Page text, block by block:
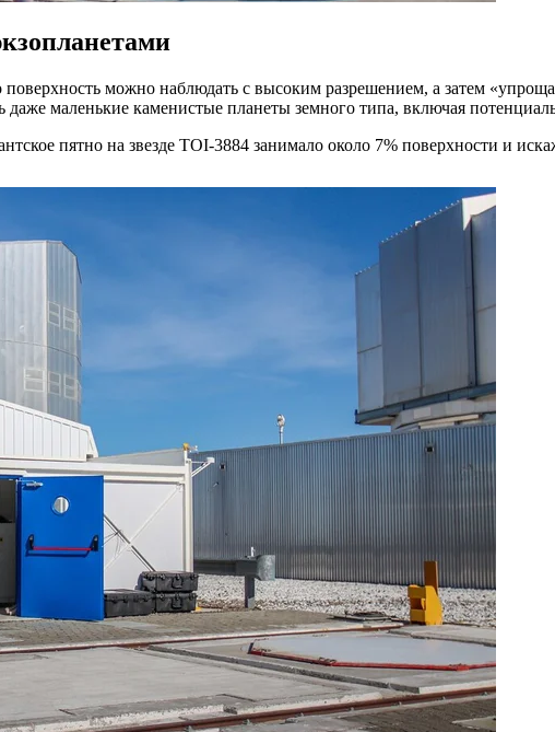
можно наблюдать с высоким разрешением, а затем
маленькие каменистые планеты земного типа, включая
пятно на звезде TOI-3884 занимало около 7% поверхности и